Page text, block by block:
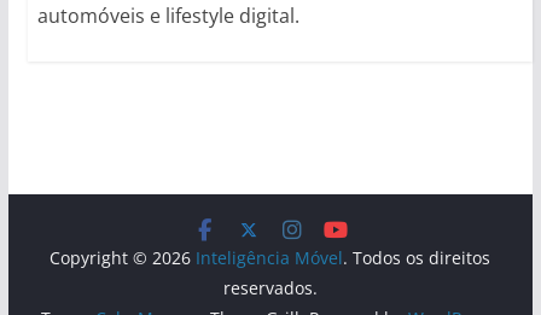
automóveis e lifestyle digital.
Copyright © 2026 Inteligência Móvel. Todos os direitos
reservados.